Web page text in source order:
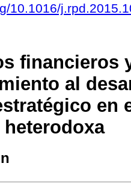
10.1016/
financieros
al
en
heterodoxa